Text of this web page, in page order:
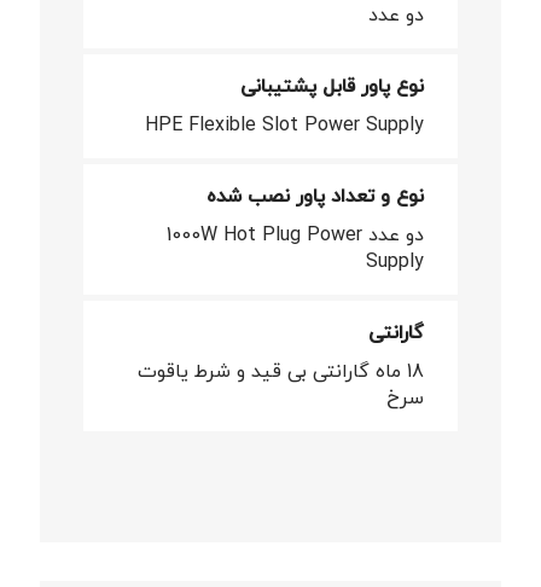
دو عدد
نوع پاور قابل پشتیبانی
HPE Flexible Slot Power Supply
نوع و تعداد پاور نصب شده
دو عدد 1000W Hot Plug Power
Supply
گارانتی
18 ماه گارانتی بی قید و شرط یاقوت
سرخ